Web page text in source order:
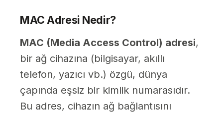
MAC Adresi Nedir?
MAC (Media Access Control) adresi,
bir ağ cihazına (bilgisayar, akıllı
telefon, yazıcı vb.) özgü, dünya
çapında eşsiz bir kimlik numarasıdır.
Bu adres, cihazın ağ bağlantısını